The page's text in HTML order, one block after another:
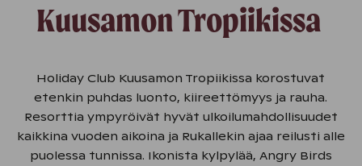
Kuusamon Tropiikissa
Holiday Club Kuusamon Tropiikissa korostuvat
etenkin puhdas luonto, kiireettömyys ja rauha.
Resorttia ympyröivät hyvät ulkoilumahdollisuudet
kaikkina vuoden aikoina ja Rukallekin ajaa reilusti alle
puolessa tunnissa. Ikonista kylpylää, Angry Birds